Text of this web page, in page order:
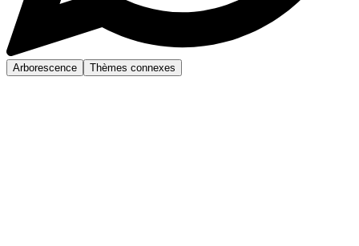
Arborescence Thèmes connexes